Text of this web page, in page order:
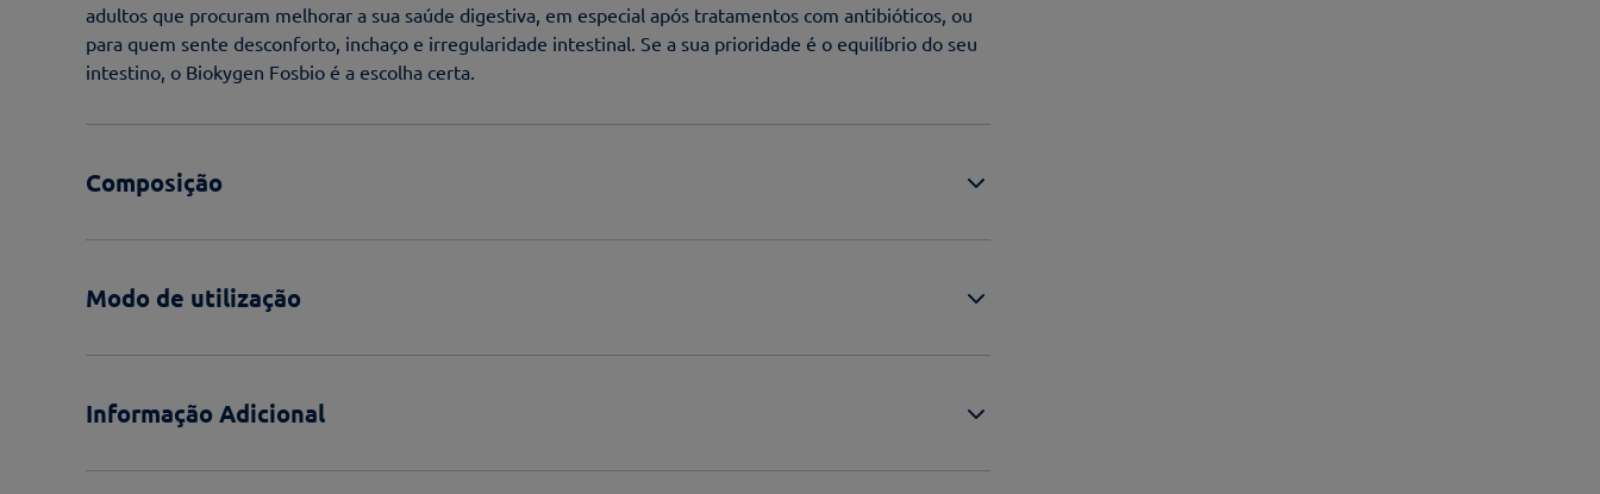
adultos que procuram melhorar a sua saúde digestiva, em especial após tratamentos com antibióticos, ou
para quem sente desconforto, inchaço e irregularidade intestinal. Se a sua prioridade é o equilíbrio do seu
intestino, o Biokygen Fosbio é a escolha certa.
Composição
Modo de utilização
Informação Adicional